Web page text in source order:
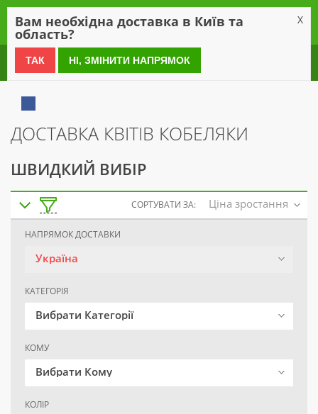
0 800 21 54 55
ДОСТАВКА КВІТІВ КОБЕЛЯКИ
ШВИДКИЙ ВИБІР
СОРТУВАТИ ЗА: Ціна зростання
НАПРЯМОК ДОСТАВКИ
Україна
КАТЕГОРІЯ
Вибрати Категорії
КОМУ
Вибрати Кому
КОЛІР
Вам необхідна доставка в Київ та
область?
X
ТАК НІ, ЗМІНИТИ НАПРЯМОК